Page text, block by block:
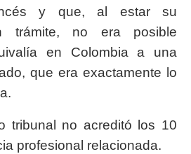
y que, al estar su
trámite, no era posible
en Colombia a una
que era exactamente lo
tribunal no acreditó los 10
profesional relacionada.